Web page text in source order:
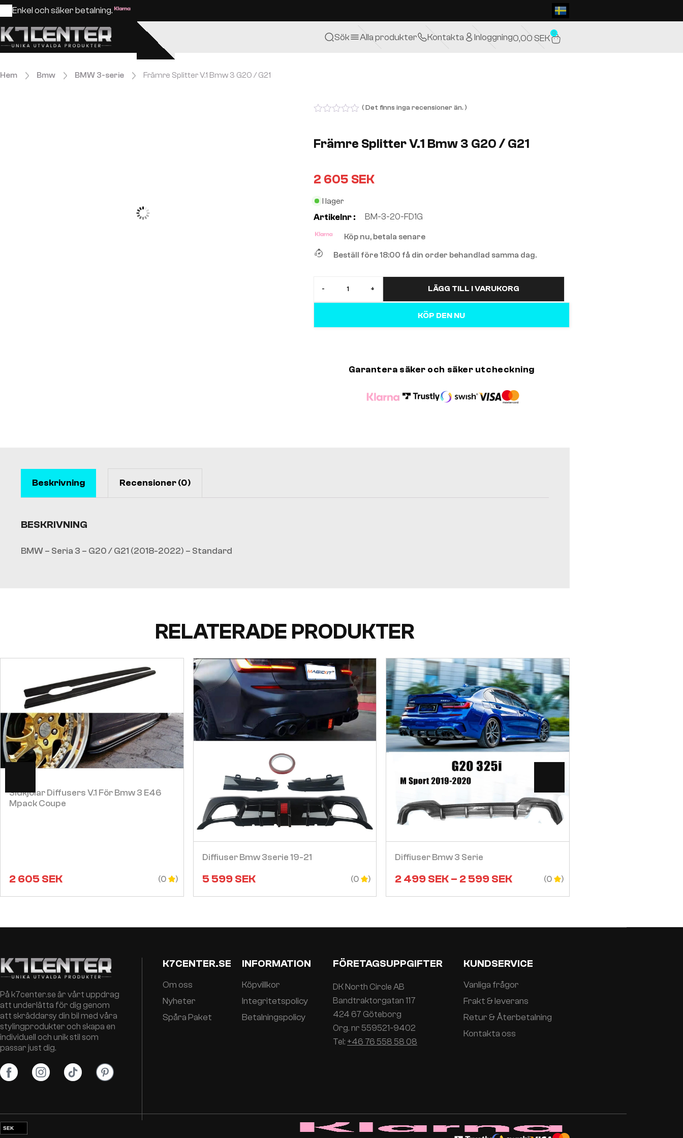
Enkel och säker betalning.
Sök Alla produkter Kontakta Inloggning0,00SEK 0
Hem Bmw BMW 3-serie Främre Splitter V.1 Bmw 3 G20 / G21
of
5
( Det finns inga recensioner än. )
Främre Splitter V.1 Bmw 3 G20 / G21
2 605 SEK
I lager
Artikelnr : BM-3-20-FD1G
Köp nu, betala senare
Beställ före 18:00 få din order behandlad samma dag.
- + LÄGG TILL I VARUKORG
KÖP DEN NU
Garantera säker och säker utcheckning
Beskrivning Recensioner (0)
BESKRIVNING
BMW – Seria 3 – G20 / G21 (2018-2022) – Standard
RELATERADE PRODUKTER
Sidkjolar Diffusers V.1 För Bmw 3 E46
Mpack Coupe
2 605SEK (0
Visa
Diffiuser Bmw 3serie 19-21
5 599SEK (0
Visa
Diffiuser Bmw 3 Serie
2 499SEK– 2 599SEK (0
Visa
På k7center.se är vårt uppdrag
att underlätta för dig genom
att skräddarsy din bil med våra
stylingprodukter och skapa en
individuell och unik stil som
passar just dig.
K7CENTER.SE
Om oss
Nyheter
Spåra Paket
INFORMATION
Köpvillkor
Integritetspolicy
Betalningspolicy
FÖRETAGSUPPGIFTER
DK North Circle AB
Bandtraktorgatan 117
424 67 Göteborg
Org. nr 559521-9402
Tel: +46 76 558 58 08
KUNDSERVICE
Vanliga frågor
Frakt & leverans
Retur & Återbetalning
Kontakta oss
SEK